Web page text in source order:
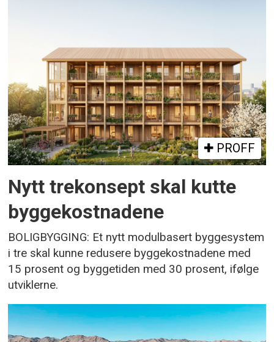
PROFF
Nytt trekonsept skal kutte
byggekostnadene
BOLIGBYGGING: Et nytt modulbasert byggesystem
i tre skal kunne redusere byggekostnadene med
15 prosent og byggetiden med 30 prosent, ifølge
utviklerne.